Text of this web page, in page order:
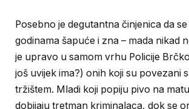
Posebno je degutantna činjenica da
godinama šapuće i zna – mada nikad
je upravo u samom vrhu Policije
još uvijek ima?) onih koji su povezani
tržištem. Mladi koji popiju pivo na
dobijaju tretman kriminalaca, dok se